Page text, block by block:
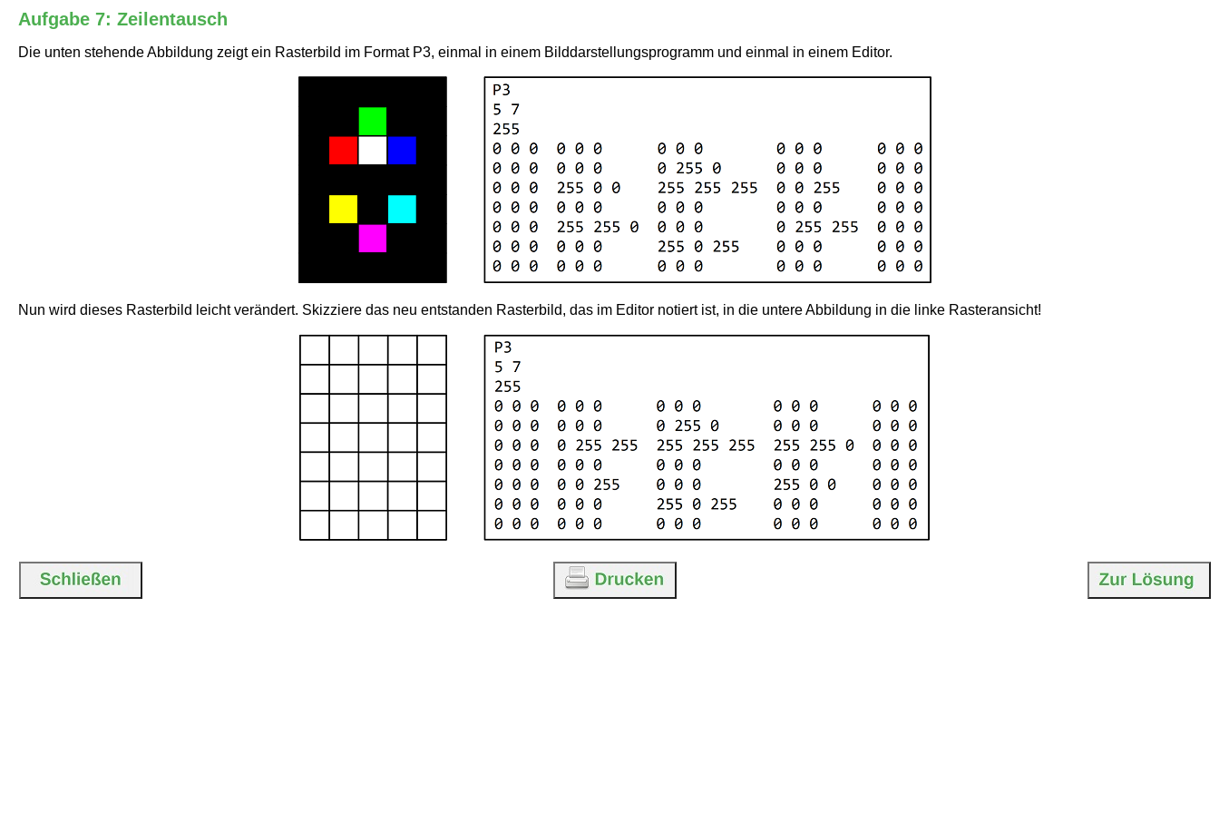
Aufgabe 7: Zeilentausch
Die unten stehende Abbildung zeigt ein Rasterbild im Format P3, einmal in einem Bilddarstellungsprogramm und einmal in einem Editor.
Nun wird dieses Rasterbild leicht verändert. Skizziere das neu entstanden Rasterbild, das im Editor notiert ist, in die untere Abbildung in die linke Rasteransicht!